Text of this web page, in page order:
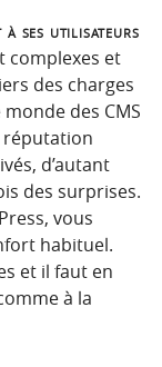
ses utilisateurs
complexes et
des charges
monde des CMS
réputation
d’autant
des surprises.
vous
habituel.
et il faut en
à la